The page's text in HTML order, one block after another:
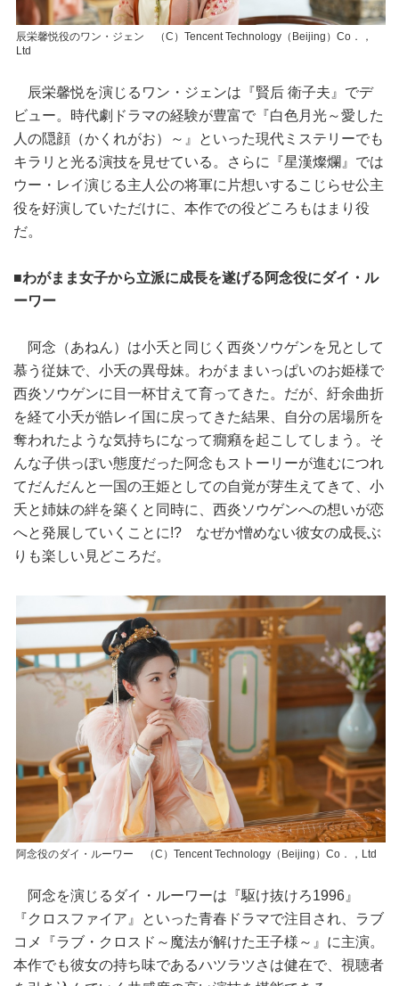
辰栄馨悦役のワン・ジェン （C）Tencent Technology（Beijing）Co．，
Ltd
辰栄馨悦を演じるワン・ジェンは『賢后 衛子夫』でデ
ビュー。時代劇ドラマの経験が豊富で『白色月光～愛した
人の隠顔（かくれがお）～』といった現代ミステリーでも
キラリと光る演技を見せている。さらに『星漢燦爛』では
ウー・レイ演じる主人公の将軍に片想いするこじらせ公主
役を好演していただけに、本作での役どころもはまり役
だ。
■わがまま女子から立派に成長を遂げる阿念役にダイ・ル
ーワー
阿念（あねん）は小夭と同じく西炎ソウゲンを兄として
慕う従妹で、小夭の異母妹。わがままいっぱいのお姫様で
西炎ソウゲンに目一杯甘えて育ってきた。だが、紆余曲折
を経て小夭が皓レイ国に戻ってきた結果、自分の居場所を
奪われたような気持ちになって癇癪を起こしてしまう。そ
んな子供っぽい態度だった阿念もストーリーが進むにつれ
てだんだんと一国の王姫としての自覚が芽生えてきて、小
夭と姉妹の絆を築くと同時に、西炎ソウゲンへの想いが恋
へと発展していくことに!? なぜか憎めない彼女の成長ぶ
りも楽しい見どころだ。
阿念役のダイ・ルーワー （C）Tencent Technology（Beijing）Co．，Ltd
阿念を演じるダイ・ルーワーは『駆け抜けろ1996』
『クロスファイア』といった青春ドラマで注目され、ラブ
コメ『ラブ・クロスド～魔法が解けた王子様～』に主演。
本作でも彼女の持ち味であるハツラツさは健在で、視聴者